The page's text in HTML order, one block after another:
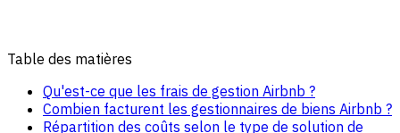
Table des matières
Qu'est-ce que les frais de gestion Airbnb ?
Combien facturent les gestionnaires de biens Airbnb ?
Répartition des coûts selon le type de solution de